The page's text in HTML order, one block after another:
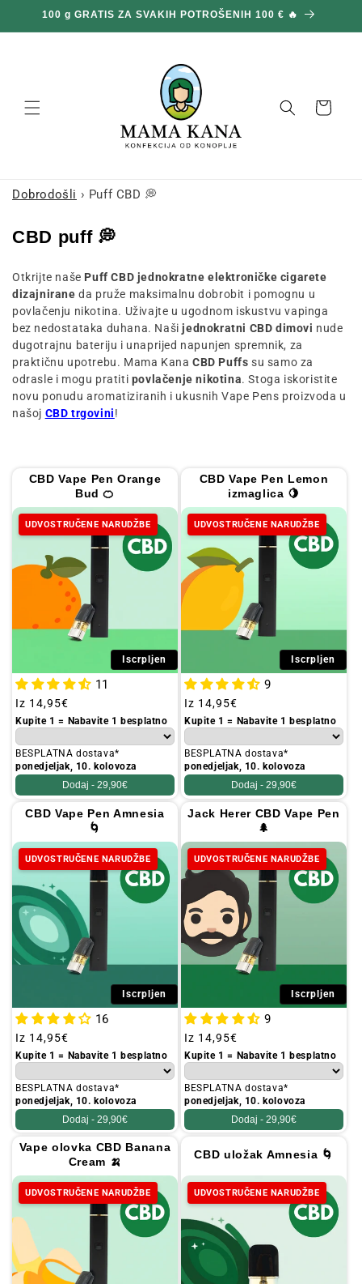
sadržaj
DVOSTRUKE NARUDŽBE NA CIJELOJ STRANICI 🎁
Košara
Dobrodošli › Puff CBD 💭
K
l
e
k
c
i
j
a
CBD puff 💭
Otkrijte naše Puff CBD jednokratne elektroničke cigarete
dizajnirane da pruže maksimalnu dobrobit i pomognu u
povlačenju nikotina. Uživajte u ugodnom iskustvu vapinga
bez nedostataka duhana. Našijednokratni CBD dimovi nude
dugotrajnu bateriju i unaprijed napunjen spremnik, za
praktičnu upotrebu. Mama Kana CBD Puffs su samo za
odrasle i mogu pratiti povlačenje nikotina.Stoga iskoristite
novu ponudu aromatiziranih i ukusnih Vape Pens proizvoda u
našoj CBD trgovini!
CBD Vape Pen Orange
Bud 🍊
UDVOSTRUČENE NARUDŽBE
Iscrpljen
11
Redovna
cijena
Iz 14,95€
Kupite 1 = Nabavite 1 besplatno
BESPLATNA dostava*
ponedjeljak, 10. kolovoza
Dodaj - 29,90€
CBD Vape Pen Lemon
izmaglica 🍋
UDVOSTRUČENE NARUDŽBE
Iscrpljen
9
Redovna
cijena
Iz 14,95€
Kupite 1 = Nabavite 1 besplatno
BESPLATNA dostava*
ponedjeljak, 10. kolovoza
Dodaj - 29,90€
CBD Vape Pen Amnesia
🌀
UDVOSTRUČENE NARUDŽBE
Iscrpljen
16
Redovna
cijena
Iz 14,95€
Kupite 1 = Nabavite 1 besplatno
BESPLATNA dostava*
ponedjeljak, 10. kolovoza
Dodaj - 29,90€
Jack Herer CBD Vape Pen
🌲
UDVOSTRUČENE NARUDŽBE
Iscrpljen
9
Redovna
cijena
Iz 14,95€
Kupite 1 = Nabavite 1 besplatno
BESPLATNA dostava*
ponedjeljak, 10. kolovoza
Dodaj - 29,90€
Vape olovka CBD Banana
Cream 🍌
UDVOSTRUČENE NARUDŽBE
CBD uložak Amnesia 🌀
UDVOSTRUČENE NARUDŽBE